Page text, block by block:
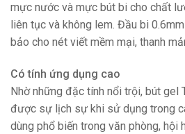
mực nước và mực bút bi cho chất
liên tục và không lem. Đầu bi
bảo cho nét viết mềm mại, thanh
Có tính ứng dụng cao
Nhờ những đặc tính nổi trội, bút gel
được sự lịch sự khi sử dụng trong
dùng phổ biến trong văn phòng, hội